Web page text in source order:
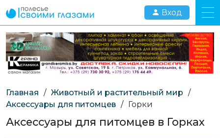
Вход
Главная / Животный и растительный мир /
Аксессуары для питомцев / Горки
Аксессуары для питомцев в Горках